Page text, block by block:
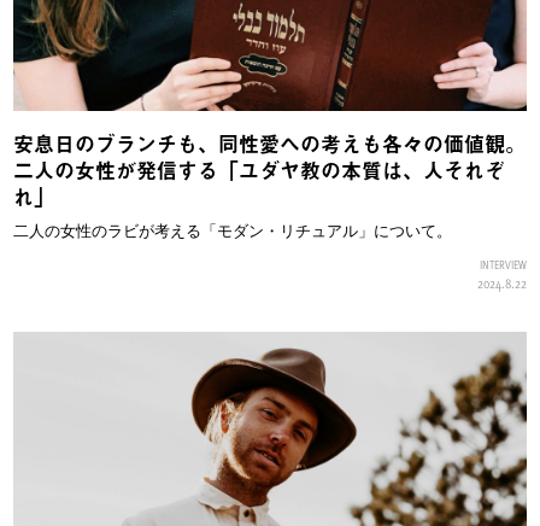
安息日のブランチも、同性愛への考えも各々の価値観。
二人の女性が発信する「ユダヤ教の本質は、人それぞ
れ」
二人の女性のラビが考える「モダン・リチュアル」について。
INTERVIEW
2024.8.22